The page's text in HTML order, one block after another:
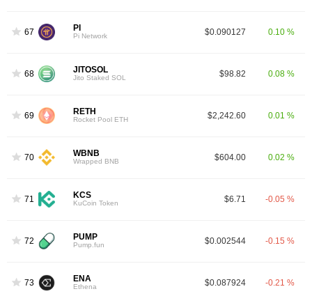
67 PI
Pi Network $0.090127 0.10 %
68 JITOSOL
Jito Staked SOL $98.82 0.08 %
69 RETH
Rocket Pool ETH $2,242.60 0.01 %
70 WBNB
Wrapped BNB $604.00 0.02 %
71 KCS
KuCoin Token $6.71 -0.05 %
72 PUMP
Pump.fun $0.002544 -0.15 %
73 ENA
Ethena $0.087924 -0.21 %